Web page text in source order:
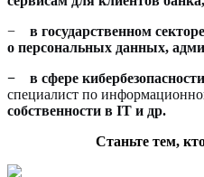
−
в государственном
о персональных данных,
−
в сфере
специалист по
собственности в IT и др.
Станьте тем,